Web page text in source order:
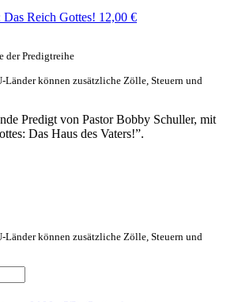
Reich Gottes! 12,00 €
der Predigtreihe
können zusätzliche Zölle, Steuern und
Predigt von Pastor Bobby Schuller, mit
Das Haus des Vaters!”.
können zusätzliche Zölle, Steuern und